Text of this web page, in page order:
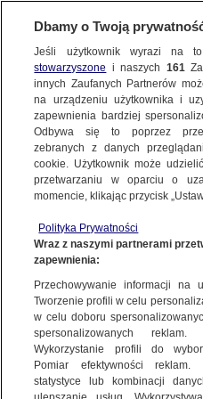
FAKTY | ZOBACZ FAKTY
27.06.2021 | Komisja poparła
się ze swoją poprawką
NAJNOWSZE
ZOBACZ FAKTY
FAKTY PO FAKTACH
FAKTY O ŚWIECIE
WIĘCEJ
KANAŁY
Dzień
Jedno konto do
Dbamy o Twoją
Jeśli użytkownik wyrazi na
stowarzyszone i naszych 161
innych Zaufanych Partnerów
na urządzeniu użytkownika i
zapewnienia bardziej
Odbywa się to poprzez
zebranych z danych
cookie. Użytkownik może
przetwarzaniu w oparciu o
momencie, klikając przycisk
Polityka Prywatności
Wraz z naszymi partnerami
zapewnienia:
Przechowywanie informacji
Tworzenie profili w celu
w celu doboru
spersonalizowanych
Wykorzystanie profili do
Pomiar efektywności reklam.
statystyce lub kombinacji